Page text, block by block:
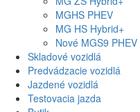
MGHS PHEV
MG HS Hybrid+
Nové MGS9 PHEV
Skladové vozidlá
Predvádzacie vozidlá
Jazdené vozidlá
Testovacia jazda